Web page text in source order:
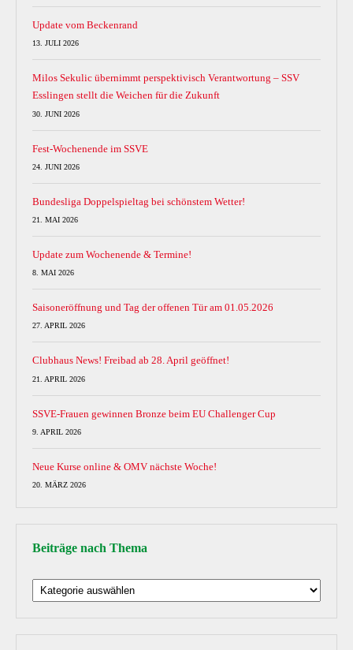
Update vom Beckenrand
13. JULI 2026
Milos Sekulic übernimmt perspektivisch Verantwortung – SSV
Esslingen stellt die Weichen für die Zukunft
30. JUNI 2026
Fest-Wochenende im SSVE
24. JUNI 2026
Bundesliga Doppelspieltag bei schönstem Wetter!
21. MAI 2026
Update zum Wochenende & Termine!
8. MAI 2026
Saisoneröffnung und Tag der offenen Tür am 01.05.2026
27. APRIL 2026
Clubhaus News! Freibad ab 28. April geöffnet!
21. APRIL 2026
SSVE-Frauen gewinnen Bronze beim EU Challenger Cup
9. APRIL 2026
Neue Kurse online & OMV nächste Woche!
20. MÄRZ 2026
Beiträge nach Thema
Beiträge
nach
Thema